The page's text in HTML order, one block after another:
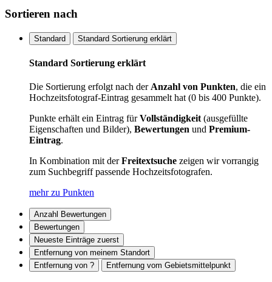
Sortieren nach
Standard Standard Sortierung erklärt
Standard Sortierung erklärt
Die Sortierung erfolgt nach der Anzahl von Punkten, die ein
Hochzeitsfotograf-Eintrag gesammelt hat (0 bis 400 Punkte).
Punkte erhält ein Eintrag fürVollständigkeit (ausgefüllte
Eigenschaften und Bilder), Bewertungen und Premium-
Eintrag.
In Kombination mit derFreitextsuche zeigen wir vorrangig
zum Suchbegriff passende Hochzeitsfotografen.
mehr zu Punkten
Anzahl Bewertungen
Bewertungen
Neueste Einträge zuerst
Entfernung von meinem Standort
Entfernung von ?
Entfernung vom Gebietsmittelpunkt